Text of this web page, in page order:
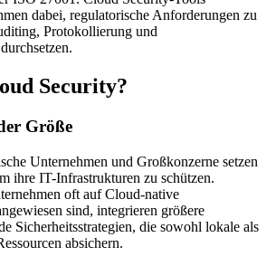
dabei, regulatorische Anforderungen zu
Protokollierung und
Security?
Größe
Unternehmen und Großkonzerne setzen
ihre IT-Infrastrukturen zu schützen.
oft auf Cloud-native
sind, integrieren größere
Sicherheitsstrategien, die sowohl lokale als
absichern.